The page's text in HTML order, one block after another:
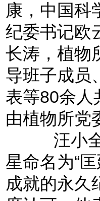
康，中国科
纪委书记欧
长涛，植物
导班子成员
表等80余人
由植物所党
汪小全在
星命名为“
成就的永久